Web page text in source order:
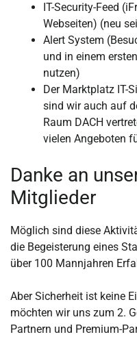
IT-Security-Feed
Webseiten) (neu
Alert System
und in einem
nutzen)
Der Marktplatz IT-
sind wir auch auf
Raum DACH
vielen Angeboten
Danke an
Mitglieder
Möglich sind diese
die Begeisterung eines
über 100 Mannjahren
Aber Sicherheit ist keine
möchten wir uns zum 2.
Partnern und Premium-